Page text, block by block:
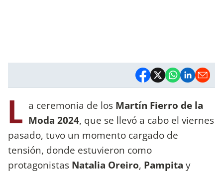
L a ceremonia de los Martín Fierro de la
Moda 2024, que se llevó a cabo el viernes
pasado, tuvo un momento cargado de
tensión, donde estuvieron como
protagonistas Natalia Oreiro, Pampita y